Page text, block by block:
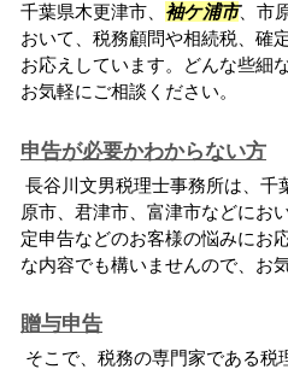
千葉県木更津市、 袖ケ浦市、市
おいて、税務顧問や相続税、確
お応えしています。どんな些細
お気軽にご相談ください。
申告が必要かわからない方
長谷川文男税理士事務所は、千
原市、君津市、富津市などにお
定申告などのお客様の悩みにお
な内容でも構いませんので、お
贈与申告
そこで、税務の専門家である税